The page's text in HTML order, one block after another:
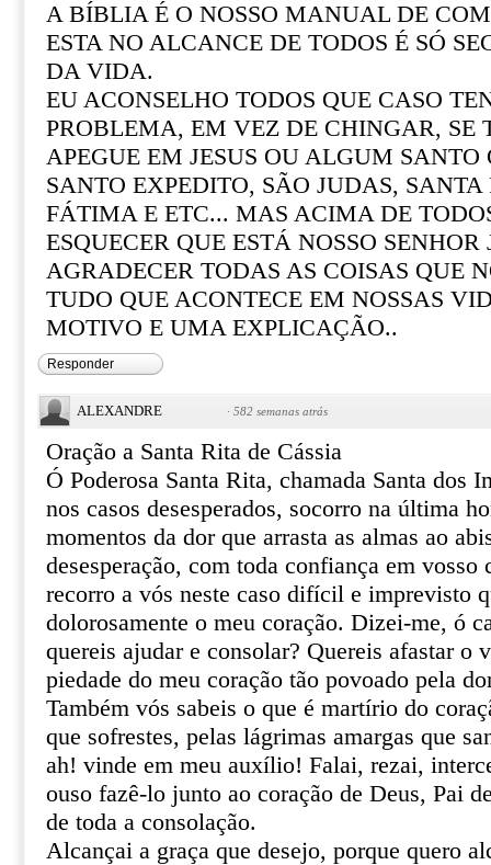
A BÍBLIA É O NOSSO MANUAL DE
ESTA NO ALCANCE DE TODOS É SÓ
DA VIDA.
EU ACONSELHO TODOS QUE CASO
PROBLEMA, EM VEZ DE CHINGAR, SE
APEGUE EM JESUS OU ALGUM SANTO
SANTO EXPEDITO, SÃO JUDAS, SANTA
FÁTIMA E ETC... MAS ACIMA DE
ESQUECER QUE ESTÁ NOSSO SENHOR
AGRADECER TODAS AS COISAS QUE
TUDO QUE ACONTECE EM NOSSAS
MOTIVO E UMA EXPLICAÇÃO..
Responder
ALEXANDRE · 582 semanas atrás
Oração a Santa Rita de Cássia
Ó Poderosa Santa Rita, chamada Santa dos
nos casos desesperados, socorro na última
momentos da dor que arrasta as almas ao
desesperação, com toda confiança em vosso
recorro a vós neste caso difícil e imprevisto
dolorosamente o meu coração. Dizei-me, ó
quereis ajudar e consolar? Quereis afastar o
piedade do meu coração tão povoado pela
Também vós sabeis o que é martírio do
que sofrestes, pelas lágrimas amargas que
ah! vinde em meu auxílio! Falai, rezai,
ouso fazê-lo junto ao coração de Deus, Pai
de toda a consolação.
Alcançai a graça que desejo, porque quero